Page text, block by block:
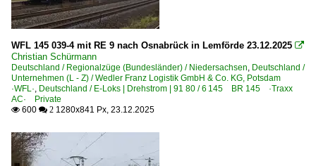
6 185 BR 185 ·Traxx AC1/2·
E-Loks | konventionell
6 110 BR 110.1 E 10 'Kasten'
6 110 BR 110.3 E 10 'Bügelfalte'
6 111 BR 111
6 111 BR 111 Lokportraits
WFL 145 039-4 mit RE 9 nach Osnabrück in Lemförde 23.12.2025 
Christian Schürmann
Deutschland / Regionalzüge (Bundesländer) / Niedersachsen, Deutschland /
Unternehmen (L - Z) / Wedler Franz Logistik GmbH & Co. KG, Potsdam
·WFL·, Deutschland / E-Loks | Drehstrom | 91 80 / 6 145 BR 145 ·Traxx
AC· Private
 600  2 1280x841 Px, 23.12.2025